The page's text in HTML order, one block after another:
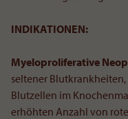
INDIKATIONEN:
Myeloproliferative
seltener
Blutzellen im
erhöhten Anzahl von